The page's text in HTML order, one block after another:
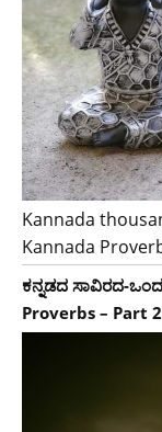
Kannada
Kannada
ಕನ್ನಡದ ಸಾವಿರದ-
Proverbs – Part 2